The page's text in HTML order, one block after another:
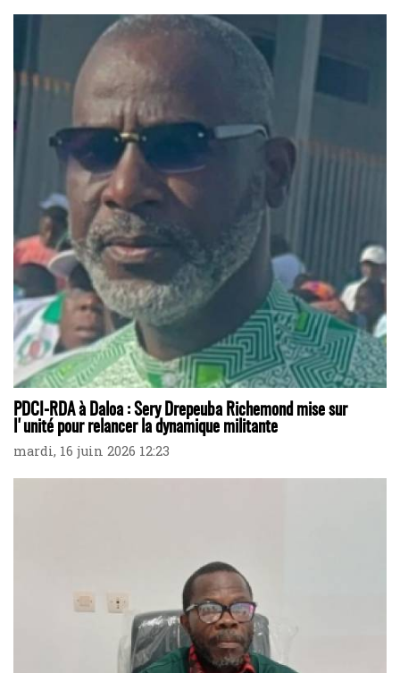
PDCI-RDA à Daloa : Sery Drepeuba Richemond mise sur
l'unité pour relancer la dynamique militante
mardi, 16 juin 2026 12:23